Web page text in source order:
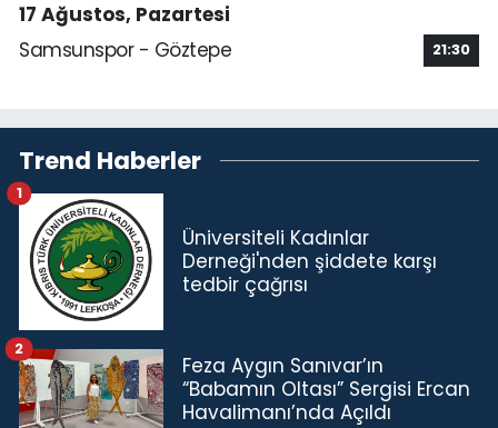
17 Ağustos, Pazartesi
Samsunspor - Göztepe
21:30
Trend Haberler
Üniversiteli Kadınlar
Derneği'nden şiddete karşı
tedbir çağrısı
1
Feza Aygın Sanıvar’ın
“Babamın Oltası” Sergisi Ercan
Havalimanı’nda Açıldı
2